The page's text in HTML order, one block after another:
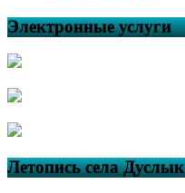
Электронные услуги
Летопись села Дуслык